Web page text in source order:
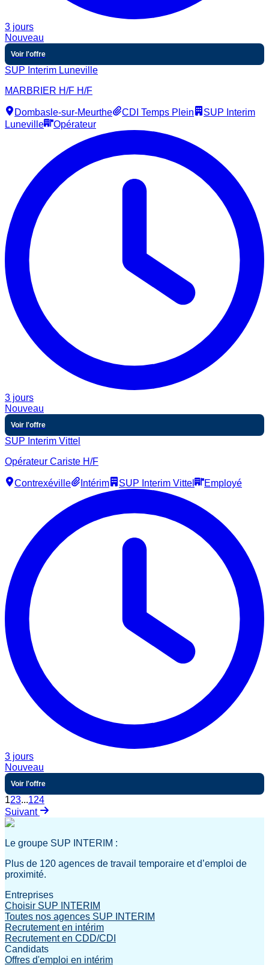
3 jours
Nouveau
Voir l'offre
SUP Interim Luneville
MARBRIER H/F H/F
Dombasle-sur-Meurthe CDI Temps Plein
SUP Interim
Luneville
Opérateur
3 jours
Nouveau
Voir l'offre
SUP Interim Vittel
Opérateur Cariste H/F
Contrexéville Intérim SUP Interim Vittel Employé
3 jours
Nouveau
Voir l'offre
123...124
Suivant
Le groupe SUP INTERIM :
Plus de 120 agences de travail temporaire et d’emploi de
proximité.
Entreprises
Choisir SUP INTERIM
Toutes nos agences SUP INTERIM
Recrutement en intérim
Recrutement en CDD/CDI
Candidats
Offres d'emploi en intérim